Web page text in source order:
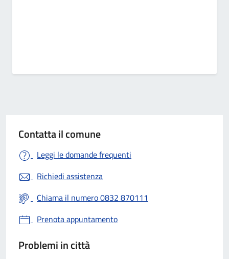
Contatta il comune
Leggi le domande frequenti
Richiedi assistenza
Chiama il numero 0832 870111
Prenota appuntamento
Problemi in città